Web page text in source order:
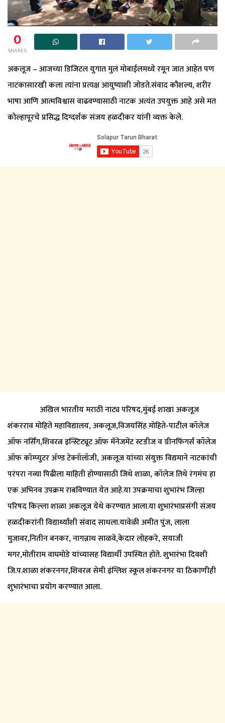
0
SHARES
अकलूज – आजच्या डिजिटल युगात मुलं मोबाईलमध्ये रमून जात आहेत पण
नाटकासारखी कला त्यांना प्रत्यक्ष आयुष्याशी जोडते.संवाद कौशल्य, शरीर
भाषा आणि आत्मविश्वास वाढवण्यासाठी नाटक अत्यंत उपयुक्त आहे असे मत
कोल्हापूरचे प्रसिद्ध दिग्दर्शक संजय हळदीकर यांनी व्यक्त केले.
अखिल भारतीय मराठी नाट्य परिषद,मुंबई शाखा अकलूज
शंकरराव मोहिते महाविद्यालय, अकलूज,विजयसिंह मोहिते-पाटील कॉलेज
ऑफ नर्सिंग,शिवरत्न इन्स्टिट्यूट ऑफ मॅनेजमेंट स्टडीज व ग्रीनफिंगर्स कॉलेज
ऑफ कॉम्प्युटर ॲण्ड टेक्नॉलॉजी, अकलूज यांच्या संयुक्त विद्यमाने नाटकांची
परंपरा नव्या पिढीला माहिती होण्यासाठी जिथे शाळा, कॉलेज तिथे रंगमंच हा
एक अभिनव उपक्रम राबविण्यात येत आहे.या उपक्रमाचा शुभारंभ जिल्हा
परिषद किल्ला शाळा अकलूज येथे करण्यात आला.या शुभारंभाप्रसंगी संजय
हळदीकरांनी विद्यार्थ्यांशी संवाद साधला.यावेळी अमीत पुंज, लाला
मुजावर,नितीन बनकर, नागन्नाथ साळवे,केदार लोहकरे, सयाजी
मगर,मोतीराम वाघमोडे यांच्यासह विद्यार्थी उपस्थित होते. शुभारंभा दिवशी
जि.प.शाळा शंकरनगर,शिवरत्न सेमी इंग्लिश स्कूल शंकरनगर या ठिकाणीही
शुभारंभाचा प्रयोग करण्यात आला.